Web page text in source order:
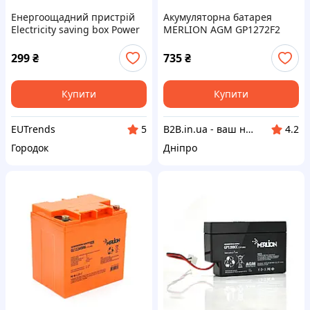
Енергоощадний пристрій
Electricity saving box Power
Saver 30000 Вт 90 В-250 В
299₴
Купити
EUTrends
5
Городок
Акумуляторна батарея
MERLION AGM GP1272F2
PREMIUM 12 V 7,2 Ah ( 150 x
65 x 95 (100) ) Orange
Q10/420
735₴
Купити
B2B.in.ua - ваш надійний партнер
4.2
Дніпро